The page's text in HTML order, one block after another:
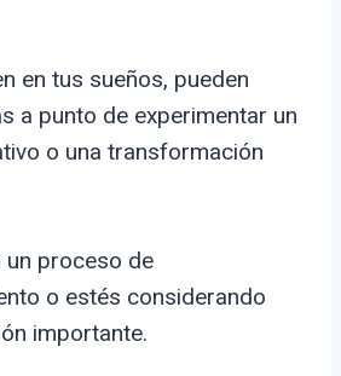
en tus sueños, pueden
a punto de experimentar un
o una transformación
un proceso de
o estés considerando
importante.